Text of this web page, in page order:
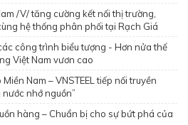
/V/ tăng cường kết nối thị trường,
hệ thống phân phối tại Rạch Giá
công trình biểu tượng - Hơn nửa thế
Việt Nam vươn cao
Miền Nam – VNSTEEL tiếp nối truyền
nước nhớ nguồn”
hàng – Chuẩn bị cho sự bứt phá của